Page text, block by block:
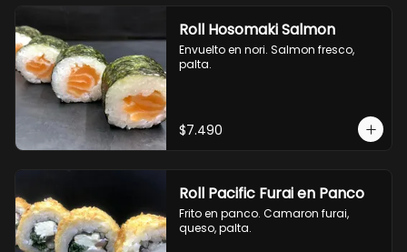
Roll Hosomaki Salmon
Envuelto en nori. Salmon fresco,
palta.
$7.490
Roll Pacific Furai en Panco
Frito en panco. Camaron furai,
queso, palta.